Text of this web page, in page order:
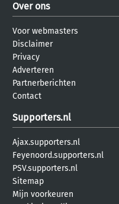
Over ons
Voor webmasters
Disclaimer
Privacy
Adverteren
Partnerberichten
Contact
Supporters.nl
Ajax.supporters.nl
Feyenoord.supporters.nl
PSV.supporters.nl
Sitemap
Mijn voorkeuren